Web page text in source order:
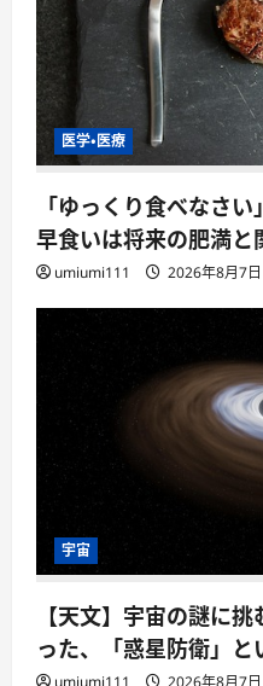
医学・医療
「ゆっくり食べなさ
早食いは将来の肥満と
umiumi111 2026年8月7日
宇宙
【天文】宇宙の謎に
った、「惑星防衛」と